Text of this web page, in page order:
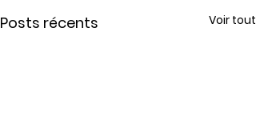
Posts récents Voir tout